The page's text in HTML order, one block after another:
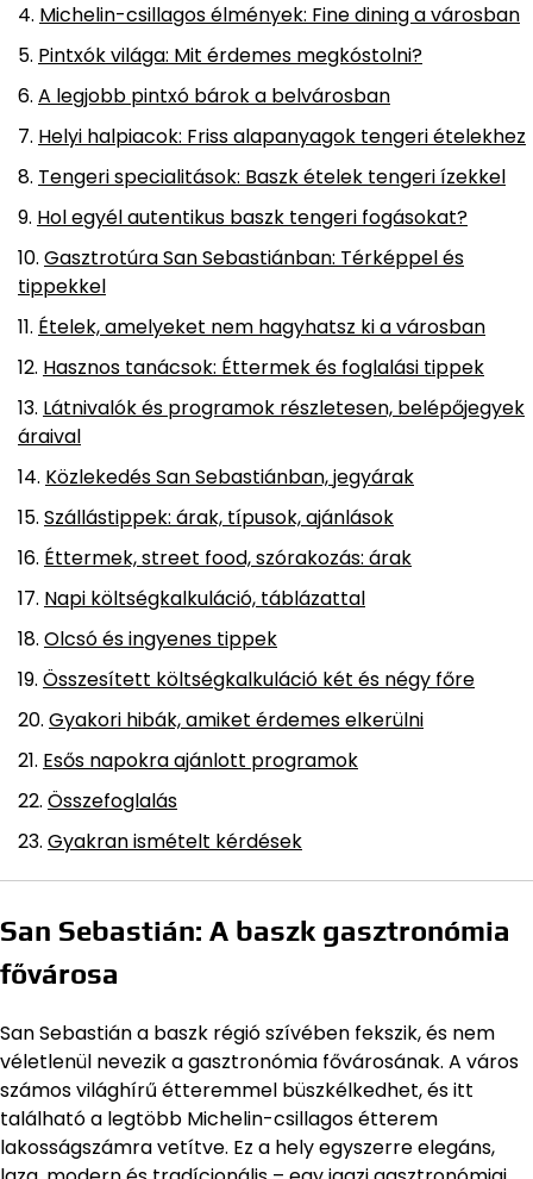
Michelin-csillagos élmények: Fine dining a városban
Pintxók világa: Mit érdemes megkóstolni?
A legjobb pintxó bárok a belvárosban
Helyi halpiacok: Friss alapanyagok tengeri ételekhez
Tengeri specialitások: Baszk ételek tengeri ízekkel
Hol egyél autentikus baszk tengeri fogásokat?
Gasztrotúra San Sebastiánban: Térképpel és
tippekkel
Ételek, amelyeket nem hagyhatsz ki a városban
Hasznos tanácsok: Éttermek és foglalási tippek
Látnivalók és programok részletesen, belépőjegyek
áraival
Közlekedés San Sebastiánban, jegyárak
Szállástippek: árak, típusok, ajánlások
Éttermek, street food, szórakozás: árak
Napi költségkalkuláció, táblázattal
Olcsó és ingyenes tippek
Összesített költségkalkuláció két és négy főre
Gyakori hibák, amiket érdemes elkerülni
Esős napokra ajánlott programok
Összefoglalás
Gyakran ismételt kérdések
San Sebastián: A baszk gasztronómia
fővárosa
San Sebastián a baszk régió szívében fekszik, és nem
véletlenül nevezik a gasztronómia fővárosának. A város
számos világhírű étteremmel büszkélkedhet, és itt
található a legtöbb Michelin-csillagos étterem
lakosságszámra vetítve. Ez a hely egyszerre elegáns,